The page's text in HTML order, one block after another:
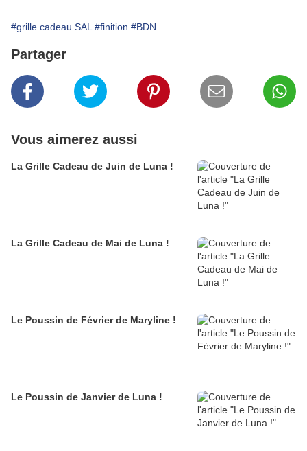
#grille cadeau SAL #finition #BDN
Partager
Vous aimerez aussi
La Grille Cadeau de Juin de Luna !
La Grille Cadeau de Mai de Luna !
Le Poussin de Février de Maryline !
Le Poussin de Janvier de Luna !